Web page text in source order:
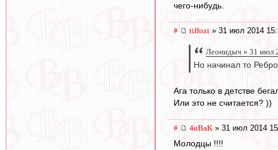
чего-нибудь.
# tiffozi » 31 июл 2014
Леонидыч » 31 июл
Но начинал то
Ага только в детстве
Или это не считается? ))
# 4uBaK » 31 июл 2014
Молодцы !!!!